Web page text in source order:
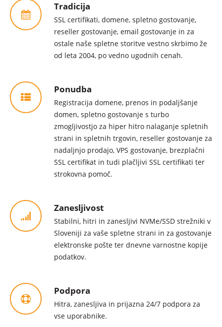
Tradicija
SSL certifikati, domene, spletno gostovanje,
reseller gostovanje, email gostovanje in za
ostale naše spletne storitve vestno skrbimo že
od leta 2004, po vedno ugodnih cenah.
Ponudba
Registracija domene, prenos in podaljšanje
domen, spletno gostovanje s turbo
zmogljivostjo za hiper hitro nalaganje spletnih
strani in spletnih trgovin, reseller gostovanje za
nadaljnjo prodajo, VPS gostovanje, brezplačni
SSL certifikat in tudi plačljivi SSL certifikati ter
strokovna pomoč.
Zanesljivost
Stabilni, hitri in zanesljivi NVMe/SSD strežniki v
Sloveniji za vaše spletne strani in za gostovanje
elektronske pošte ter dnevne varnostne kopije
podatkov.
Podpora
Hitra, zanesljiva in prijazna 24/7 podpora za
vse uporabnike.